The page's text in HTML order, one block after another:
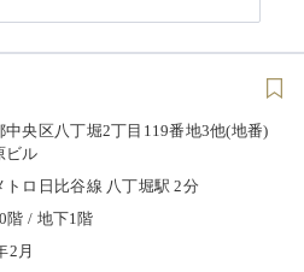
中央区八丁堀2丁目119番地3他(地番)
ビル
トロ日比谷線 八丁堀駅 2分
階 / 地下1階
2月